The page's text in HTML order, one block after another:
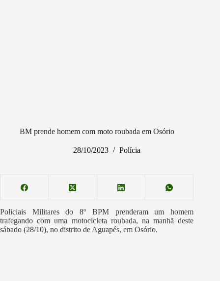
BM prende homem com moto roubada em Osório
28/10/2023 Polícia
Policiais Militares do 8º BPM prenderam um homem
trafegando com uma motocicleta roubada, na manhã deste
sábado (28/10), no distrito de Aguapés, em Osório.